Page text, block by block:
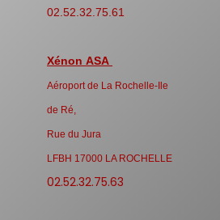
02.52.32.75.61
Xénon ASA
Aéroport de La Rochelle-Ile
de Ré,
Rue du Jura
LFBH 17000 LA ROCHELLE
02.52.32.75.63